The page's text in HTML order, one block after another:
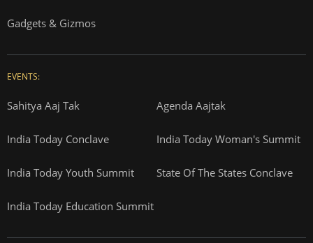
Gadgets & Gizmos
EVENTS:
Sahitya Aaj Tak Agenda Aajtak
India Today Conclave India Today Woman's Summit
India Today Youth Summit State Of The States Conclave
India Today Education Summit